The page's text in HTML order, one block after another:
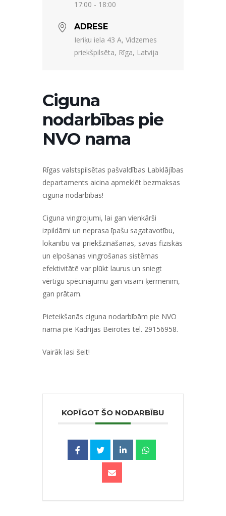
17:00 - 18:00
ADRESE
Ieriķu iela 43 A, Vidzemes
priekšpilsēta, Rīga, Latvija
Ciguna
nodarbības pie
NVO nama
Rīgas valstspilsētas pašvaldības Labklājības
departaments aicina apmeklēt bezmaksas
ciguna nodarbības!
Ciguna vingrojumi, lai gan vienkārši
izpildāmi un neprasa īpašu sagatavotību,
lokanību vai priekšzināšanas, savas fiziskās
un elpošanas vingrošanas sistēmas
efektivitātē var plūkt laurus un sniegt
vērtīgu spēcinājumu gan visam ķermenim,
gan prātam.
Pieteikšanās ciguna nodarbībām pie NVO
nama pie Kadrijas Beirotes tel. 29156958.
Vairāk lasi šeit!
KOPĪGOT ŠO NODARBĪBU